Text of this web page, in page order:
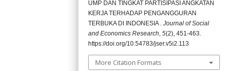
UMP DAN TINGKAT PARTISIPASI ANGKATAN
KERJA TERHADAP PENGANGGURAN
TERBUKA DI INDONESIA . Journal of Social
and Economics Research 5(2), 451-463.
https://doi.org/10.54783/jser.v5i2.113
More Citation Formats